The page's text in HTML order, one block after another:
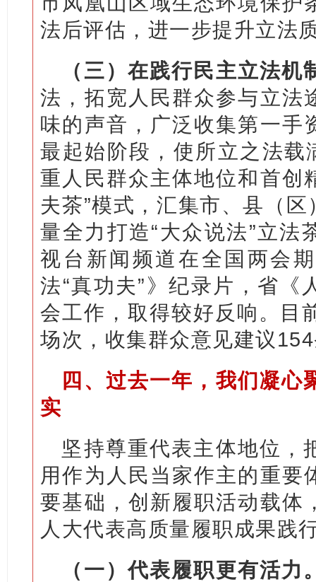
法后评估，进一步提升立法
（三）在践行民主立法机
法，拓宽人民群众参与立法
味的声音，广泛收集第一手
最起始阶段，使所立之法载
重人民群众主体地位和首创
夫茶”模式，汇集市、县（
量全力打造“大众说法”立法
视台新闻频道在全国两会
法“真功夫”》纪录片，省《
会工作，取得较好反响。目
场次，收集群众意见建议
四、过去一年，我们凝心
实
坚持尊重代表主体地位，
用作为人民当家作主的重要
要基础，创新履职活动载体
人大代表高质量履职成果践
（一）代表履职更有活力